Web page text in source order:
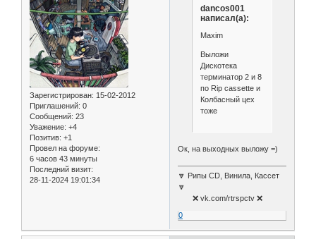
Зарегистрирован: 15-02-2012
Приглашений: 0
Сообщений: 23
Уважение: +4
Позитив: +1
Провел на форуме:
6 часов 43 минуты
Последний визит:
28-11-2024 19:01:34
dancos001
написал(а):
Maxim
Выложи
Дискотека
терминатор 2 и 8
по Rip cassette и
Колбасный цех
тоже
Ок, на выходных выложу =)
🔽 Рипы CD, Винила, Кассет
🔽
❌ vk.com/rtrspctv ❌
0